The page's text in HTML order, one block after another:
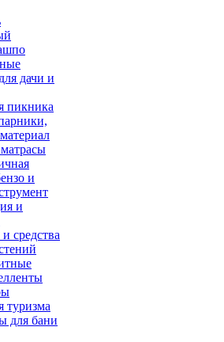
дачи и
пикника
и
и
средства
туризма
для бани